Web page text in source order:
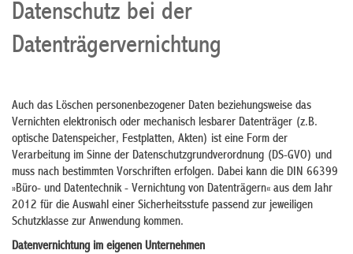
Datenschutz bei der
Datenträgervernichtung
Auch das Löschen personenbezogener Daten beziehungsweise das
Vernichten elektronisch oder mechanisch lesbarer Datenträger (z.B.
optische Datenspeicher, Festplatten, Akten) ist eine Form der
Verarbeitung im Sinne der Datenschutzgrundverordnung (DS-GVO) und
muss nach bestimmten Vorschriften erfolgen. Dabei kann die DIN 66399
»Büro- und Datentechnik - Vernichtung von Datenträgern« aus dem Jahr
2012 für die Auswahl einer Sicherheitsstufe passend zur jeweiligen
Schutzklasse zur Anwendung kommen.
Datenvernichtung im eigenen Unternehmen